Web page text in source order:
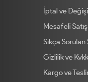
İptal ve
Mesafeli
Sıkça
Gizlilik ve
Kargo ve